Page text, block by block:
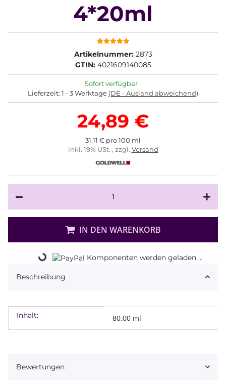
4*20ml
Artikelnummer: 2873
GTIN: 4021609140085
Sofort verfügbar
Lieferzeit: 1 - 3 Werktage (DE - Ausland abweichend)
24,89 €
31,11 € pro 100 ml
inkl. 19% USt. , zzgl. Versand
IN DEN WARENKORB
Loading... Komponenten werden geladen ...
Beschreibung
Produkteigenschaft
Wert
Inhalt: 80,00 ml
Bewertungen